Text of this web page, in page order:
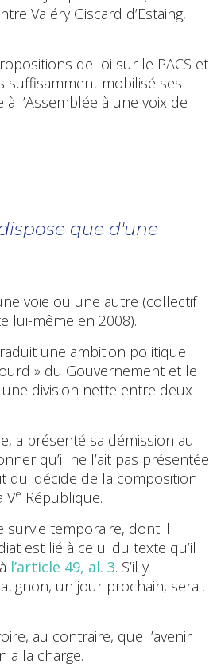
Valéry Giscard d’Estaing,
de loi sur le PACS et
suffisamment mobilisé ses
l’Assemblée à une voix de
que d'une
voie ou une autre (collectif
lui-même en 2008).
une ambition politique
» du Gouvernement et le
division nette entre deux
a présenté sa démission au
qu’il ne l’ait pas présentée
qui décide de la composition
Ve République.
survie temporaire, dont il
est lié à celui du texte qu’il
l’article 49, al. 3. S’il y
un jour prochain, serait
au contraire, que l’avenir
a la charge.